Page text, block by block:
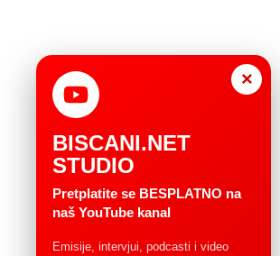
×
BISCANI.NET
STUDIO
Pretplatite se BESPLATNO na
naš YouTube kanal
Emisije, intervjui, podcasti i video